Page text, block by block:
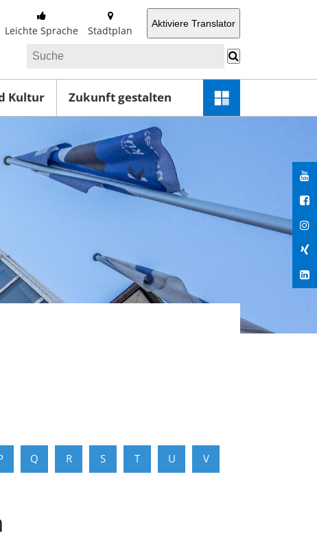
Leichte Sprache Stadtplan
Aktiviere Translator
Kultur Zukunft gestalten
Schnellzugriff-
Menü
Q R S T U V